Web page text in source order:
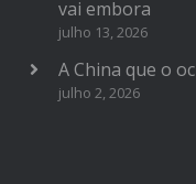
vai embora
julho 13, 2026
A China que o
julho 2, 2026